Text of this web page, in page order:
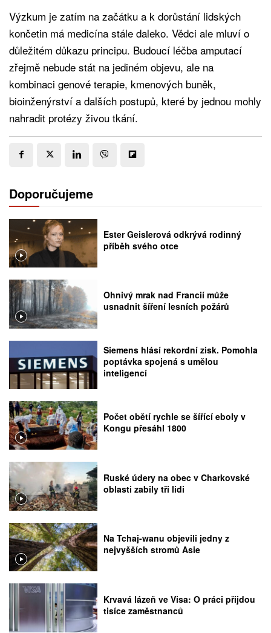
Výzkum je zatím na začátku a k dorůstání lidských
končetin má medicína stále daleko. Vědci ale mluví o
důležitém důkazu principu. Budoucí léčba amputací
zřejmě nebude stát na jediném objevu, ale na
kombinaci genové terapie, kmenových buněk,
bioinženýrství a dalších postupů, které by jednou mohly
nahradit protézy živou tkání.
Doporučujeme
Ester Geislerová odkrývá rodinný
příběh svého otce
Ohnivý mrak nad Francií může
usnadnit šíření lesních požárů
Siemens hlásí rekordní zisk. Pomohla
poptávka spojená s umělou
inteligencí
Počet obětí rychle se šířící eboly v
Kongu přesáhl 1800
Ruské údery na obec v Charkovské
oblasti zabily tři lidi
Na Tchaj-wanu objevili jedny z
nejvyšších stromů Asie
Krvavá lázeň ve Visa: O práci přijdou
tisíce zaměstnanců